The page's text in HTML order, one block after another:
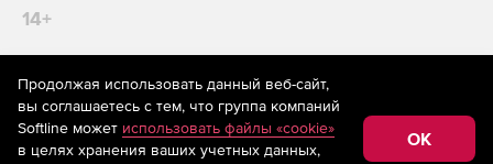
14+
На информационном ресурсе store.softline.ru применяются
рекомендательные технологии(информационные технологии
предоставления информации на основе сбора,
систематизации и анализа сведений, относящихся к
Продолжая использовать данный веб-сайт,
вы соглашаетесь с тем, что группа компаний
Softline может использовать файлы «cookie»
в целях хранения ваших учетных данных,
OK